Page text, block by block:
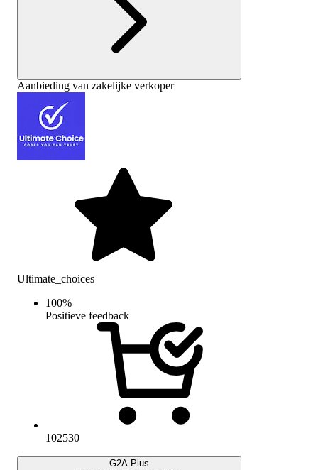
Aanbieding van zakelijke verkoper
Ultimate_choices
100%
Positieve feedback
102530
G2A Plus